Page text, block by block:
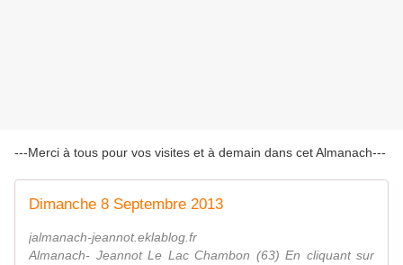
---Merci à tous pour vos visites et à demain dans cet Almanach---
Dimanche 8 Septembre 2013
jalmanach-jeannot.eklablog.fr
Almanach- Jeannot Le Lac Chambon (63) En cliquant sur